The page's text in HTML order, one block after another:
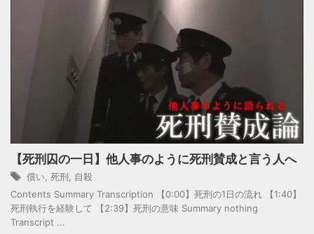
【死刑囚の一日】他人事のように死刑賛成と言う人へ
償い, 死刑, 自殺
Contents Summary Transcription 【0:00】死刑の1日の流れ 【1:40】
死刑執行を経験して 【2:39】死刑の意味 Summary nothing
Transcript ...